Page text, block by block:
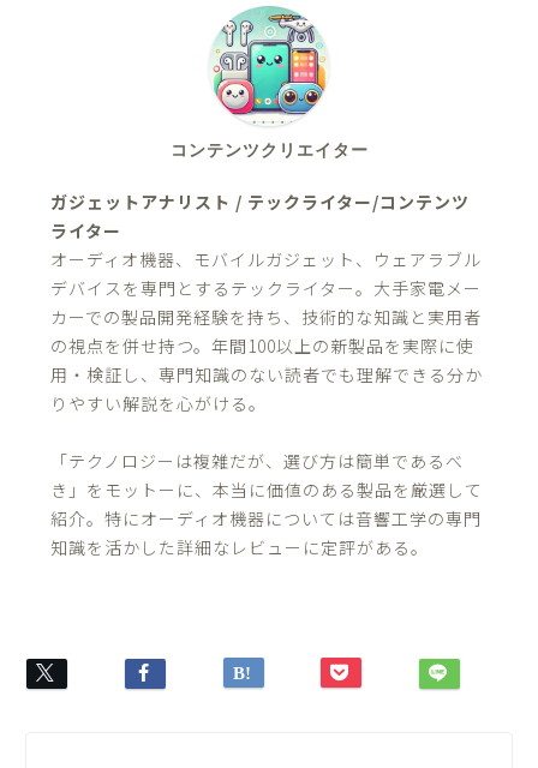
コンテンツクリエイター
ガジェットアナリスト / テックライター/コンテンツ
ライター
オーディオ機器、モバイルガジェット、ウェアラブル
デバイスを専門とするテックライター。大手家電メー
カーでの製品開発経験を持ち、技術的な知識と実用者
の視点を併せ持つ。年間100以上の新製品を実際に使
用・検証し、専門知識のない読者でも理解できる分か
りやすい解説を心がける。
「テクノロジーは複雑だが、選び方は簡単であるべ
き」をモットーに、本当に価値のある製品を厳選して
紹介。特にオーディオ機器については音響工学の専門
知識を活かした詳細なレビューに定評がある。